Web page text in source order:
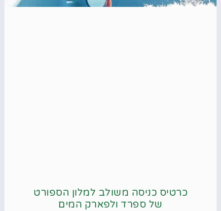
כרטיס כניסה משולב למלון הספורט
של ספרד ולפארק המים